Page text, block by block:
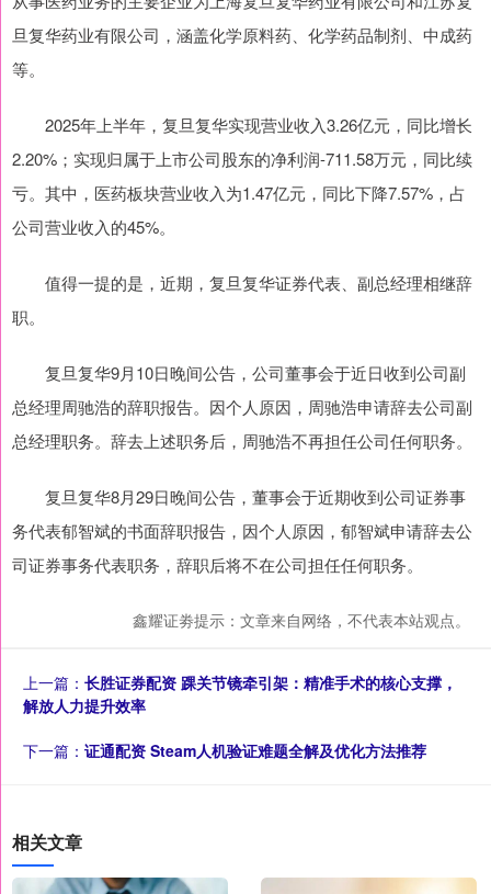
旦复华药业有限公司，涵盖化学原料药、化学药品制剂、中成药
等。
2025年上半年，复旦复华实现营业收入3.26亿元，同比增长
2.20%；实现归属于上市公司股东的净利润-711.58万元，同比续
亏。其中，医药板块营业收入为1.47亿元，同比下降7.57%，占
公司营业收入的45%。
值得一提的是，近期，复旦复华证券代表、副总经理相继辞
职。
复旦复华9月10日晚间公告，公司董事会于近日收到公司副
总经理周驰浩的辞职报告。因个人原因，周驰浩申请辞去公司副
总经理职务。辞去上述职务后，周驰浩不再担任公司任何职务。
复旦复华8月29日晚间公告，董事会于近期收到公司证券事
务代表郁智斌的书面辞职报告，因个人原因，郁智斌申请辞去公
司证券事务代表职务，辞职后将不在公司担任任何职务。
鑫耀证劵提示：文章来自网络，不代表本站观点。
上一篇： 长胜证券配资 踝关节镜牵引架：精准手术的核心支撑，
解放人力提升效率
下一篇： 证通配资 Steam人机验证难题全解及优化方法推荐
相关文章